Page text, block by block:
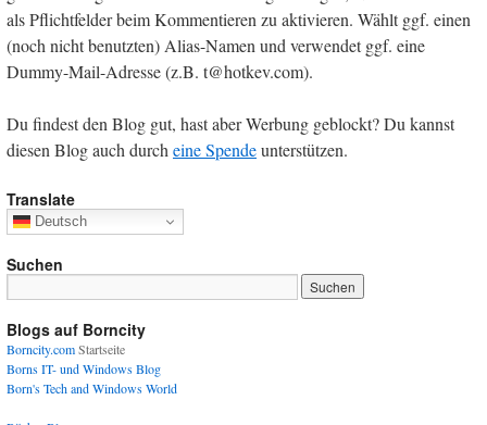
als Pflichtfelder beim Kommentieren zu aktivieren. Wählt ggf. einen
(noch nicht benutzten) Alias-Namen und verwendet ggf. eine
Dummy-Mail-Adresse (z.B. t@hotkev.com).
Du findest den Blog gut, hast aber Werbung geblockt? Du kannst
diesen Blog auch durch eine Spendeunterstützen.
Translate
Deutsch
Suchen
Blogs auf Borncity
Borncity.comStartseite
Borns IT- und Windows Blog
Born's Tech and Windows World